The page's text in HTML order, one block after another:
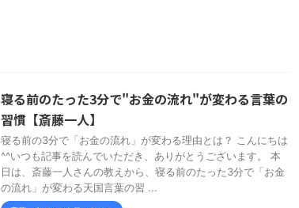
寝る前のたった3分で"お金の流れ"が変わる言葉の
習慣【斎藤一人】
寝る前の3分で「お金の流れ」が変わる理由とは？ こんにちは
^^いつも記事を読んでいただき、ありがとうございます。 本
日は、斎藤一人さんの教えから、寝る前のたった3分で「お金
の流れ」が変わる天国言葉の習 ...